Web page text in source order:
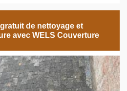
de nettoyage et
avec WELS Couverture